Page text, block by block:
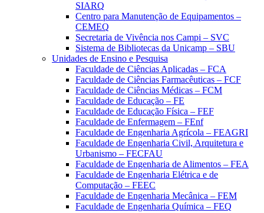
SIARQ
Centro para Manutenção de Equipamentos –
CEMEQ
Secretaria de Vivência nos Campi – SVC
Sistema de Bibliotecas da Unicamp – SBU
Unidades de Ensino e Pesquisa
Faculdade de Ciências Aplicadas – FCA
Faculdade de Ciências Farmacêuticas – FCF
Faculdade de Ciências Médicas – FCM
Faculdade de Educação – FE
Faculdade de Educação Física – FEF
Faculdade de Enfermagem – FEnf
Faculdade de Engenharia Agrícola – FEAGRI
Faculdade de Engenharia Civil, Arquitetura e
Urbanismo – FECFAU
Faculdade de Engenharia de Alimentos – FEA
Faculdade de Engenharia Elétrica e de
Computação – FEEC
Faculdade de Engenharia Mecânica – FEM
Faculdade de Engenharia Química – FEQ